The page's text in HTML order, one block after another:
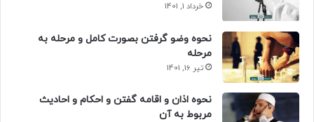
خرداد 1, 1401
نحوه وضو گرفتن بصورت کامل و مرحله به
مرحله
تیر 16, 1401
نحوه اذان و اقامه گفتن و احکام و احادیث
مربوط به آن